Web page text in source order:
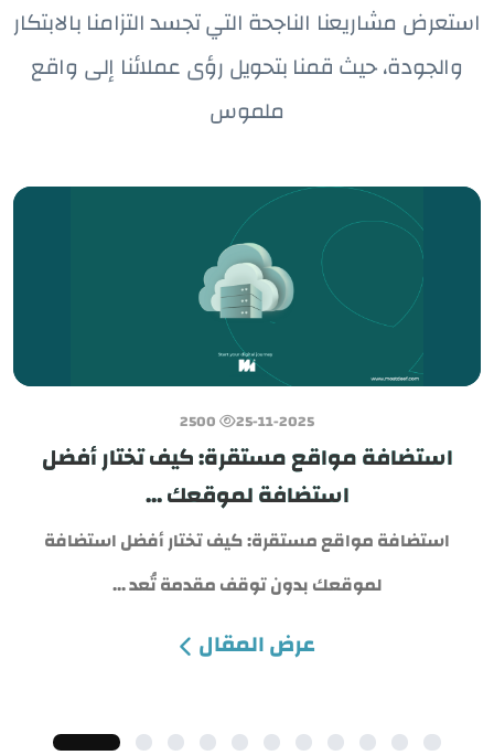
استعرض مشاريعنا الناجحة التي تجسد التزامنا بالابتكار
والجودة، حيث قمنا بتحويل رؤى عملائنا إلى واقع
ملموس
25-11-2025
2500
استضافة مواقع مستقرة: كيف تختار أفضل
استضافة لموقعك ...
استضافة مواقع مستقرة: كيف تختار أفضل استضافة
لموقعك بدون توقف مقدمة تُعد ...
عرض المقال